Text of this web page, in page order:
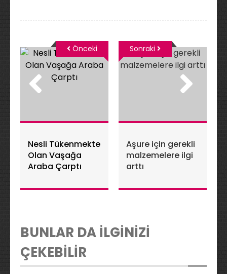
Nesli Tükenmekte
Olan Vaşağa
Araba Çarptı
Önceki
Aşure için gerekli
malzemelere ilgi
arttı
Sonraki
BUNLAR DA İLGİNİZİ
ÇEKEBİLİR